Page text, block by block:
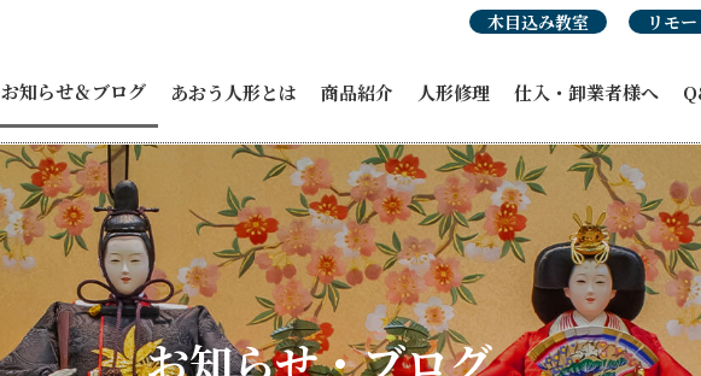
木目込み教室 リモ
お知らせ＆ブログ
お知らせ
節句人形豆知識
商品紹介
五月人形
ひな人形
人形修理・リメイク
メディア掲載
イベント情報
納品事例ブログ
2代目のブログ
あおう人形とは
あおう人形の強み
職人紹介・受賞歴
あおう人形の歴史
商品紹介
ひな人形
オーダーひな人形
五月人形
飾り馬
こいのぼり
正月飾り
お祝い・贈答品
コラボ商品・作品
お客様宅納品事例
人形修理 仕入・卸業者様へ
穂洲工房の強み
ひな人形カタログ
飾り馬カタログ
その他商品カタログ
お知らせ・ブログ